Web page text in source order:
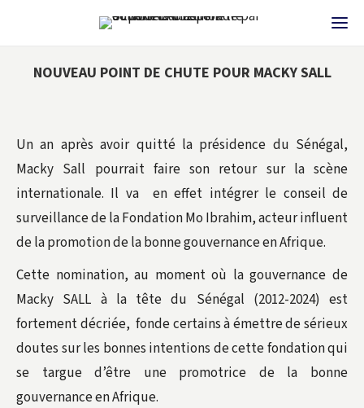
NOUVEAU POINT DE CHUTE POUR MACKY SALL
Un an après avoir quitté la présidence du Sénégal,
Macky Sall pourrait faire son retour sur la scène
internationale. Il va en effet intégrer le conseil de
surveillance de la Fondation Mo Ibrahim, acteur influent
de la promotion de la bonne gouvernance en Afrique.
Cette nomination, au moment où la gouvernance de
Macky SALL à la tête du Sénégal (2012-2024) est
fortement décriée, fonde certains à émettre de sérieux
doutes sur les bonnes intentions de cette fondation qui
se targue d’être une promotrice de la bonne
gouvernance en Afrique.